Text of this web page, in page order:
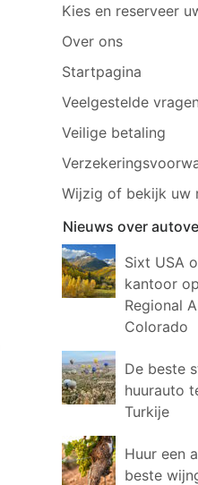
Kies en reserveer
Over ons
Startpagina
Veelgestelde vragen
Veilige betaling
Wijzig of bekijk uw
Nieuws over
Sixt USA
kantoor
Regional
Colorado
De beste
huurauto
Turkije
Huur een
beste